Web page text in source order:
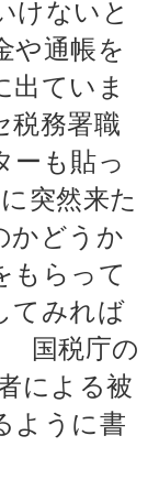
けないと
や通帳を
ていま
税務署職
ーも貼っ
突然来た
かどうか
もらって
てみれば
国税庁の
による被
ように書